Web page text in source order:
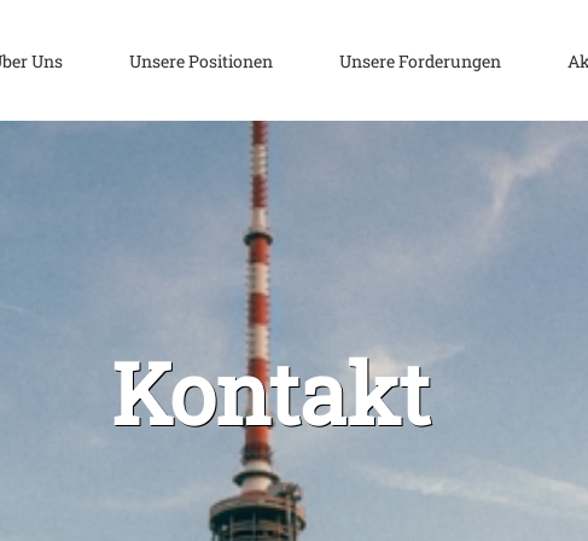
Uns Unsere Positionen Unsere Forderungen
Kontakt